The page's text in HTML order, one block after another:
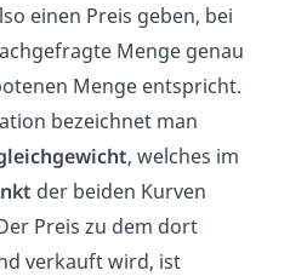
einen Preis geben, bei
Menge genau
Menge entspricht.
bezeichnet man
, welches im
der beiden Kurven
Preis zu dem dort
verkauft wird, ist